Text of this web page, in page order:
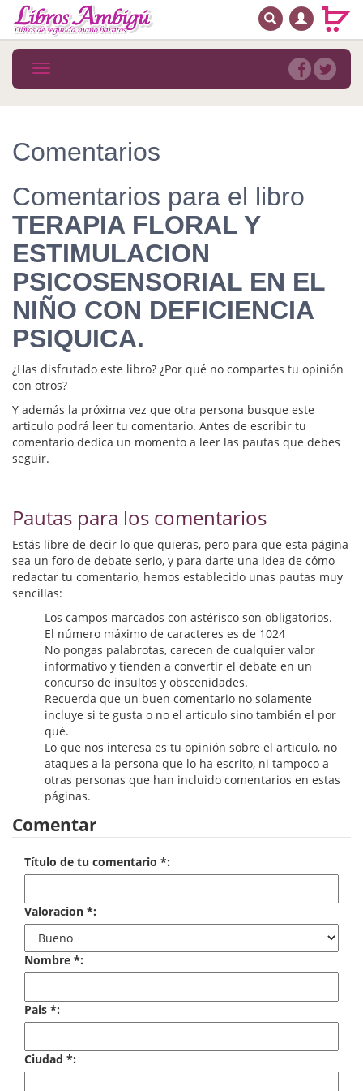
MENÚ PRINCIPAL
Novedades
MATERIAS
Arte
Astrología. Ocultismo
Autoayuda. Conocimiento personal
Autoayuda. Crecimiento personal
Biografía
Biografías
Cine
Cocina
Deportes
Discos deVinilo. LP
Divulgación científica
Economía
Enciclopedias
Filosofía
Física y Química
Física y química
Historia
BUSCAR
Toggle
navigation
Comentarios
Comentarios para el libro
TERAPIA FLORAL Y
ESTIMULACION
PSICOSENSORIAL EN EL
NIÑO CON DEFICIENCIA
PSIQUICA.
¿Has disfrutado este libro? ¿Por qué no compartes tu opinión
con otros?
Y además la próxima vez que otra persona busque este
articulo podrá leer tu comentario. Antes de escribir tu
comentario dedica un momento a leer las pautas que debes
seguir.
Pautas para los comentarios
Estás libre de decir lo que quieras, pero para que esta página
sea un foro de debate serio, y para darte una idea de cómo
redactar tu comentario, hemos establecido unas pautas muy
sencillas:
Los campos marcados con astérisco son obligatorios.
El número máximo de caracteres es de 1024
No pongas palabrotas, carecen de cualquier valor
informativo y tienden a convertir el debate en un
concurso de insultos y obscenidades.
Recuerda que un buen comentario no solamente
incluye si te gusta o no el articulo sino también el por
qué.
Lo que nos interesa es tu opinión sobre el articulo, no
ataques a la persona que lo ha escrito, ni tampoco a
otras personas que han incluido comentarios en estas
páginas.
Comentar
Título de tu comentario *:
Valoracion *:
Nombre *:
Pais *:
Ciudad *: